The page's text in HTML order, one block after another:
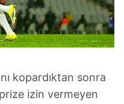
kopardıktan sonra
izin vermeyen